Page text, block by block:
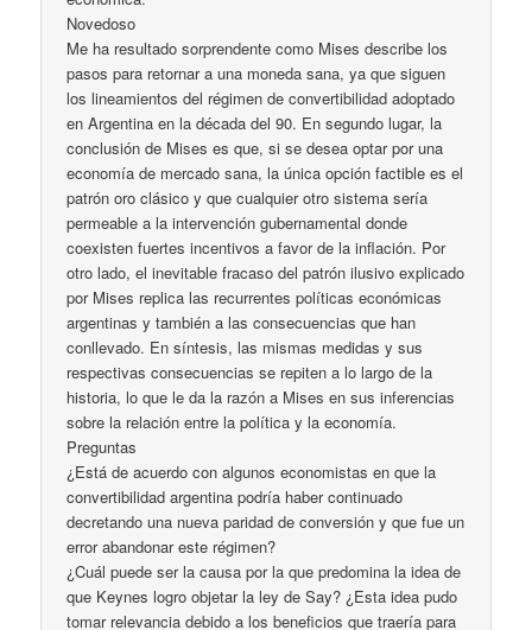
Novedoso
Me ha resultado sorprendente como Mises describe los
pasos para retornar a una moneda sana, ya que siguen
los lineamientos del régimen de convertibilidad adoptado
en Argentina en la década del 90. En segundo lugar, la
conclusión de Mises es que, si se desea optar por una
economía de mercado sana, la única opción factible es el
patrón oro clásico y que cualquier otro sistema sería
permeable a la intervención gubernamental donde
coexisten fuertes incentivos a favor de la inflación. Por
otro lado, el inevitable fracaso del patrón ilusivo explicado
por Mises replica las recurrentes políticas económicas
argentinas y también a las consecuencias que han
conllevado. En síntesis, las mismas medidas y sus
respectivas consecuencias se repiten a lo largo de la
historia, lo que le da la razón a Mises en sus inferencias
sobre la relación entre la política y la economía.
Preguntas
¿Está de acuerdo con algunos economistas en que la
convertibilidad argentina podría haber continuado
decretando una nueva paridad de conversión y que fue un
error abandonar este régimen?
¿Cuál puede ser la causa por la que predomina la idea de
que Keynes logro objetar la ley de Say? ¿Esta idea pudo
tomar relevancia debido a los beneficios que traería para